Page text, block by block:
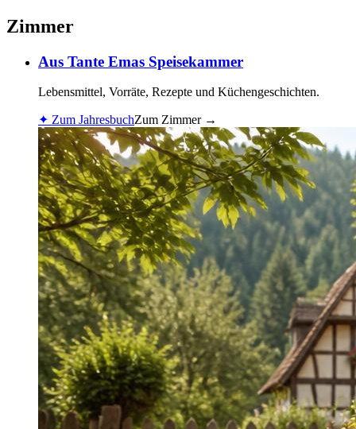
Zimmer
Aus Tante Emas Speisekammer
Lebensmittel, Vorräte, Rezepte und Küchengeschichten.
✦ Zum JahresbuchZum Zimmer →